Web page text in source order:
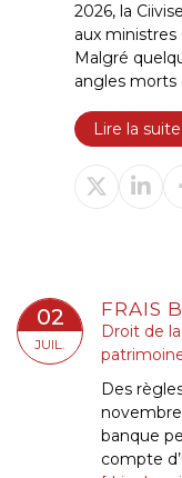
2026, la
aux ministres
Malgré
angles morts
Lire la suite
02
JUIL.
Droit de
Des
novembre
banque
compte